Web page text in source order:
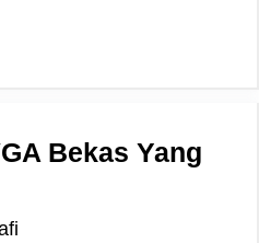
Bekas Yang